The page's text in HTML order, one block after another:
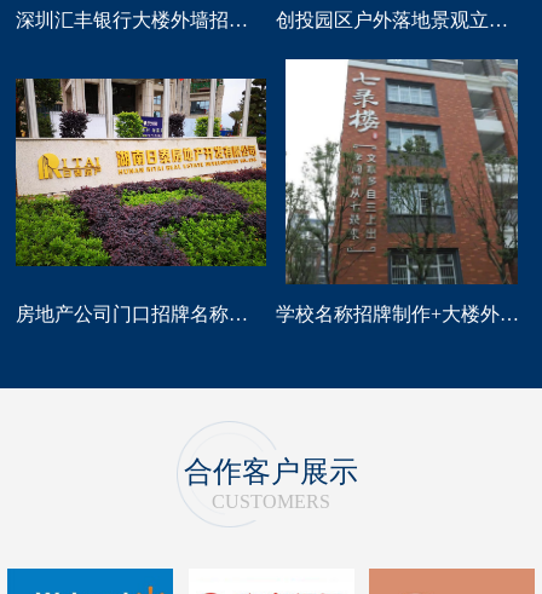
深圳汇丰银行大楼外墙招牌logo标识制作 创投园区户外落地景观立体字大型标识制作
房地产公司门口招牌名称广告字制作 学校名称招牌制作+大楼外墙字制作
合作客户展示
CUSTOMERS